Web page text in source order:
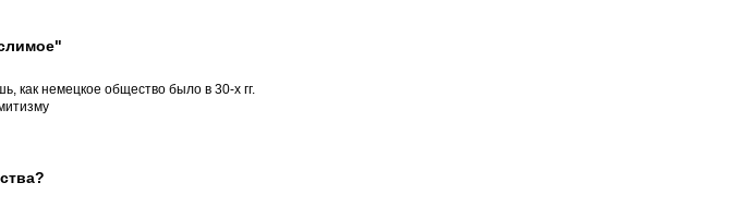
как немецкое общество было в 30-х гг.